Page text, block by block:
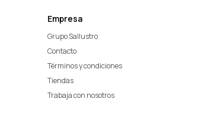
Empresa
Grupo Sallustro
Contacto
Términos y condiciones
Tiendas
Trabaja con nosotros